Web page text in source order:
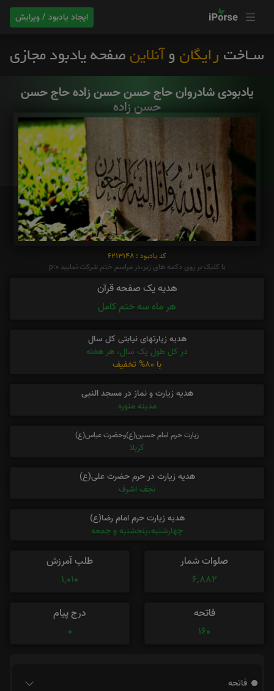
ایجاد یادبود / ویرایش
یادبودی شادروان حاج حسن حسن زاده حاج حسن
حسن زاده
کد یادبود : 6213148
با کلیک بر روی دکمه های زیر،در مراسم ختم شرکت نمایید p:0
هدیه یک صفحه قرآن
هر ماه سه ختم کامل
هدیه زیارتهای نیابتی کل سال
در کل طول یک سال، هر هفته
با 80% تخفیف
هدیه زیارت و نماز در مسجد النبی
مدینه منوره
زیارت حرم امام حسین(ع)وحضرت عباس(ع)
کربلا
هدیه زیارت در حرم حضرت علی(ع)
نجف اشرف
هدیه زیارت حرم امام رضا(ع)
چهارشنبه،پنجشنبه و جمعه
صلوات شمار
6,882
طلب آمرزش
1,010
فاتحه
160
درج پیام
0
فاتحه